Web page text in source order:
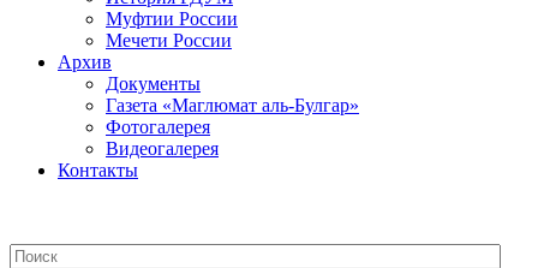
Муфтии России
Мечети России
Архив
Документы
Газета «Маглюмат аль-Булгар»
Фотогалерея
Видеогалерея
Контакты